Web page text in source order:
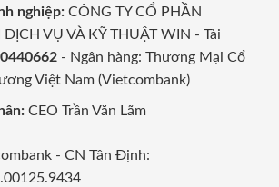
nghiệp:CÔNG TY CỔ PHẦN
VỤ VÀ KỸ THUẬT WIN - Tài
- Ngân hàng: Thương Mại Cổ
Việt Nam (Vietcombank)
CEO Trần Văn Lãm
- CN Tân Định: